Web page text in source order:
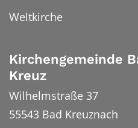
Weltkirche
Kirchengemeinde
Kreuz
Wilhelmstraße 37
55543 Bad Kreuznach